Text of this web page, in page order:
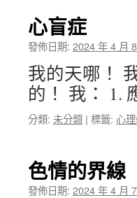
心盲症
發佈日期: 2024 年 4 月
我的天哪！
的！ 我： 1.
分類: 未分類 | 標籤: 心
色情的界線
發佈日期: 2024 年 4 月